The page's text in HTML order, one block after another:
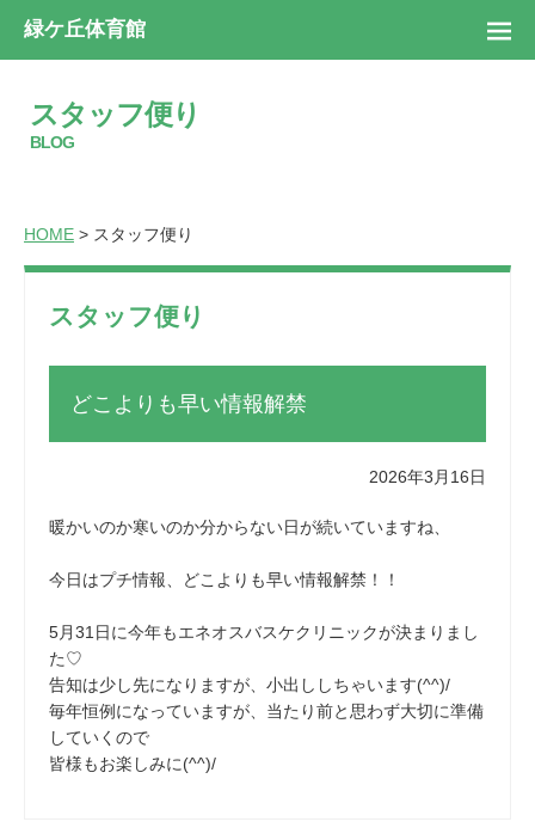
緑ケ丘体育館
スタッフ便り
BLOG
HOME > スタッフ便り
スタッフ便り
どこよりも早い情報解禁
2026年3月16日
暖かいのか寒いのか分からない日が続いていますね、
今日はプチ情報、どこよりも早い情報解禁！！
5月31日に今年もエネオスバスケクリニックが決まりまし
た♡
告知は少し先になりますが、小出ししちゃいます(^^)/
毎年恒例になっていますが、当たり前と思わず大切に準備
していくので
皆様もお楽しみに(^^)/